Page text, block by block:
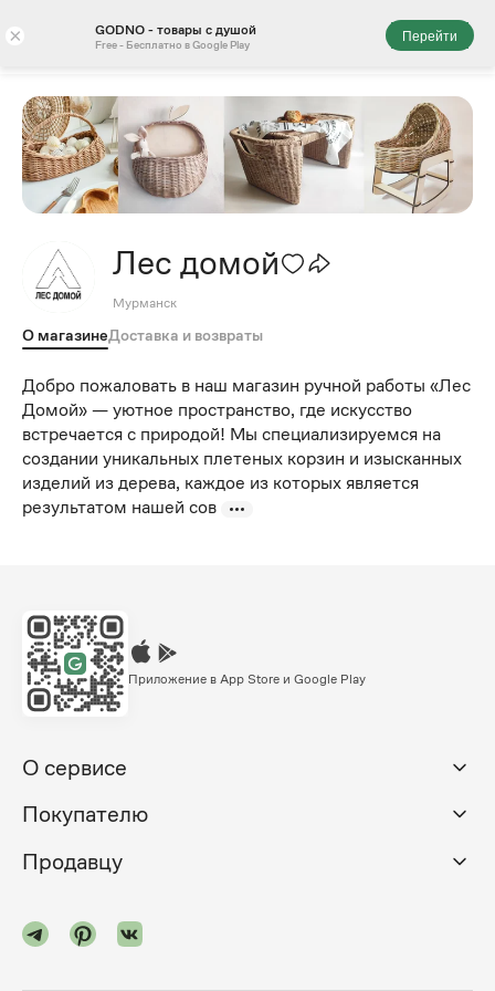
× GODNO - товары с душой
Free - Бесплатно в Google Play
Перейти
Лес домой
Мурманск
О магазинеДоставка и возвраты
Добро пожаловать в наш магазин ручной работы «Лес
Домой» — уютное пространство, где искусство
встречается с природой! Мы специализируемся на
создании уникальных плетеных корзин и изысканных
изделий из дерева, каждое из которых является
результатом нашей сов
Приложение в App Store и Google Play
О сервисе
Покупателю
Продавцу